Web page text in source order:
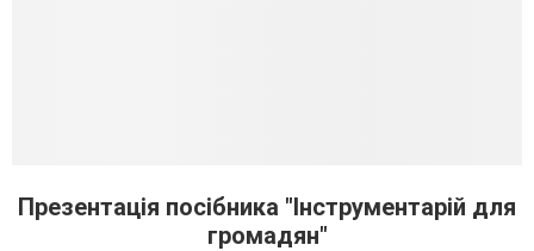
Презентація посібника "Інструментарій для
громадян"